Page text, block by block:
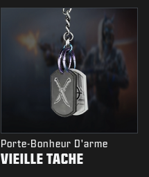
Porte-Bonheur D'arme
VIEILLE TACHE